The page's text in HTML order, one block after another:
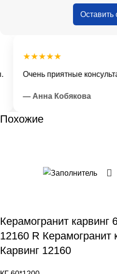
Оставить
★★★★★
Очень приятные
— Анна Кобякова
Похожие
Керамогранит карвинг
12160 R Керамогранит
Карвинг 12160